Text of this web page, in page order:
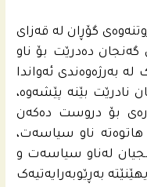
گۆڕان لە قەزای
گەنجان دەدرێت بۆ ناو
بەرژەوەندی ئەواندا
نادرێت بێنە پێشەوە،
بۆ دروست دەکەن
هاتوەتە ناو سیاسەت،
لەناو سیاسەت و
بەڕێوبەرایەتیەک